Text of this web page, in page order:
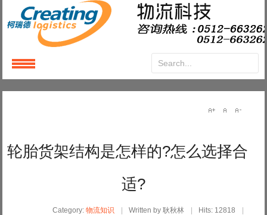
轮胎货架结构是怎样的?怎么选择合
适?
Category:物流知识 Written by 耿秋林
Hits: 12818
LoginorRegister
Remember Me